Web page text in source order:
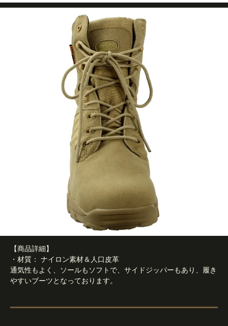
【商品詳細】
・材質： ナイロン素材＆人口皮革
通気性もよく、ソールもソフトで、サイドジッパーもあり、履き
やすいブーツとなっております。